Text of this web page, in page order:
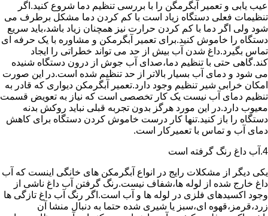
عیب یابی و تعمیر آبگرمگن را با بررسی تنظیم دما شروع کنید.اگر
تنظیمات فعلی دستگاه زیاد است با کم کردن دما مشکل برطرف می
شود ولی اگر دما با کم کردن حرارت نیز همچنان زیاد باشد،باید سریع
دستگاه را خاموش کنید.برای تعمیر آبگرمکن و مشاوره با یک حرفه ای
تماس بگیرد.داغ شدن آب بیش از حد می تواند خطراتی را ایجاد
کند.گاهی حتی با تنظیم دما،صدای آب جوش از درون دستگاه شنیده
می شود و دمای آب بسیار بالاتر از حد تنظیم شده است.در این صورت
امکان خرابی شیر تنظیم وجود دارد.تعمیر آبگرمکن دیواری که قادر به
تنظیم دمای آب نیست یک کار تخصصی است که نیاز به تعویض قسمت
معیوب دارد.در این مورد هرگز بدون تجربه قبلی نباید روکش بدنه
دستگاه را باز کنید.تنها کار درست خاموش کردن دستگاه برای کاهش
دمای آب و تماس با تعمیرکار است.
4.آب داغ رنگ گرفته است
یکی دیگر از مشکلات رایج در انواع آبگرمکن های خانگی اینست که آب
داغ خارج شده از لوله ها،شفاف نیست.رنگ گرفتن آب داغ ناشی از
وجود اکسیدهای فلزی در لوله ها و آب است.اگر رنگ آب داغ تازگی ها
زرد،قرمز،قهوه ای،سبز یا شیری شده حتما به دنبال منشا آن